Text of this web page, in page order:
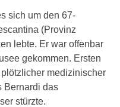
sich um den 67-
(Provinz
lebte. Er war offenbar
gekommen. Ersten
medizinischer
Bernardi das
stürzte.